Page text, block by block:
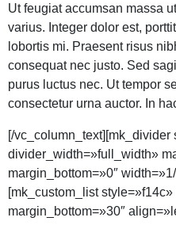
Ut feugiat accumsan massa
varius. Integer dolor est,
lobortis mi. Praesent risus
consequat nec justo. Sed
purus luctus nec. Ut tempor
consectetur urna auctor. In
[/
divider_width=»full_width»
margin_bottom=»0″
[mk_custom_list
margin_bottom=»30″